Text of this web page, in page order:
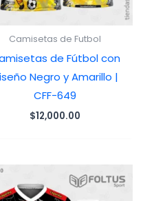
Camisetas de Futbol
de Fútbol con
Negro y Amarillo |
CFF-649
$12,000.00